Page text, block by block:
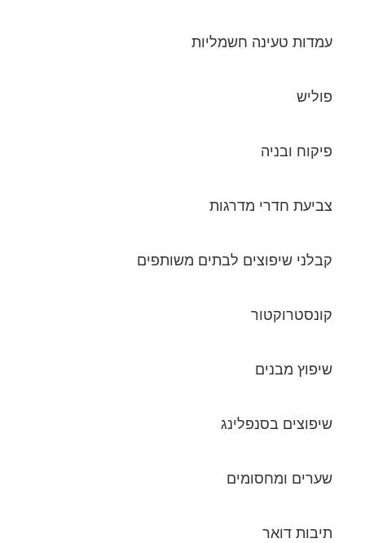
עמדות טעינה חשמליות
פוליש
פיקוח ובניה
צביעת חדרי מדרגות
קבלני שיפוצים לבתים משותפים
קונסטרוקטור
שיפוץ מבנים
שיפוצים בסנפלינג
שערים ומחסומים
תיבות דואר